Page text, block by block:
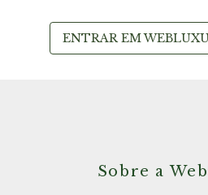
ENTRAR EM
Sobre a